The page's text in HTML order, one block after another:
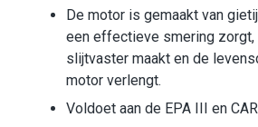
De motor is gemaakt van
een effectieve smering zorgt,
slijtvaster maakt en de
motor verlengt.
Voldoet aan de EPA III en